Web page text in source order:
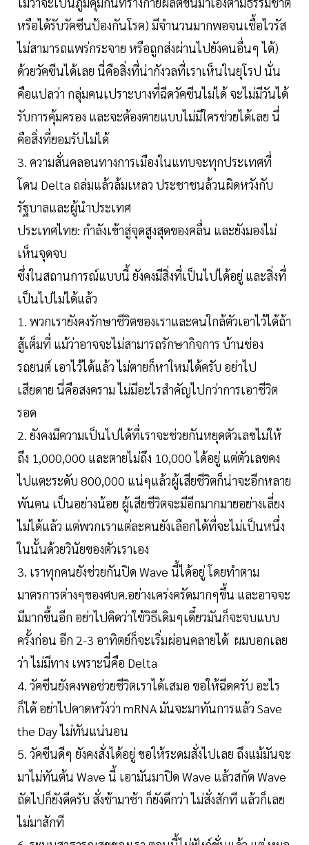
หรือได้รับวัคซีนป้องกันโรค) มีจำนวนมากพอจนเชื้อไวรัส
ไม่สามารถแพร่กระจาย หรือถูกส่งผ่านไปยังคนอื่นๆ ได้)
ด้วยวัคซีนได้เลย นี่คือสิ่งที่น่ากังวลที่เราเห็นในยุโรป นั่น
คือแปลว่า กลุ่มคนเปราะบางที่ฉีดวัคซีนไม่ได้ จะไม่มีวันได้
รับการคุ้มครอง และจะต้องตายแบบไม่มีใครช่วยได้เลย นี่
คือสิ่งที่ยอมรับไม่ได้
3. ความสั่นคลอนทางการเมืองในแทบจะทุกประเทศที่
โดน Delta ถล่มแล้วล้มเหลว ประชาชนล้วนผิดหวังกับ
รัฐบาลและผู้นำประเทศ
ประเทศไทย: กำลังเข้าสู่จุดสูงสุดของคลื่น และยังมองไม่
เห็นจุดจบ
ซึ่งในสถานการณ์แบบนี้ ยังคงมีสิ่งที่เป็นไปได้อยู่ และสิ่งที่
เป็นไปไม่ได้แล้ว
1. พวกเรายังคงรักษาชีวิตของเราและคนใกล้ตัวเอาไว้ได้ถ้า
สู้เต็มที่ แม้ว่าอาจจะไม่สามารถรักษากิจการ บ้านช่อง
รถยนต์ เอาไว้ได้แล้ว ไม่ตายก็หาใหม่ได้ครับ อย่าไป
เสียดาย นี่คือสงคราม ไม่มีอะไรสำคัญไปกว่าการเอาชีวิต
รอด
2. ยังคงมีความเป็นไปได้ที่เราจะช่วยกันหยุดตัวเลขไม่ให้
ถึง 1,000,000 และตายไม่ถึง 10,000 ได้อยู่ แต่ตัวเลขคง
ไปแตะระดับ 800,000 แน่ๆแล้วผู้เสียชีวิตก็น่าจะอีกหลาย
พันคน เป็นอย่างน้อย ผู้เสียชีวิตจะมีอีกมากมายอย่างเลี่ยง
ไม่ได้แล้ว แต่พวกเราแต่ละคนยังเลือกได้ที่จะไม่เป็นหนึ่ง
ในนั้นด้วยวินัยของตัวเราเอง
3. เราทุกคนยังช่วยกันปิด Wave นี้ได้อยู่ โดยทำตาม
มาตรการต่างๆของศบค.อย่างเคร่งครัดมากๆขึ้น และอาจจะ
มีมากขึ้นอีก อย่าไปคิดว่าใช้วิธีเดิมๆเดี๋ยวมันก็จะจบแบบ
ครั้งก่อน อีก 2-3 อาทิตย์ก็จะเริ่มผ่อนคลายได้ ผมบอกเลย
ว่า ไม่มีทาง เพราะนี่คือ Delta
4. วัคซีนยังคงพอช่วยชีวิตเราได้เสมอ ขอให้ฉีดครับ อะไร
ก็ได้ อย่าไปคาดหวังว่า mRNA มันจะมาทันการแล้ว Save
the Day ไม่ทันแน่นอน
5. วัคซีนดีๆ ยังคงสั่งได้อยู่ ขอให้ระดมสั่งไปเลย ถึงแม้มันจะ
มาไม่ทันต้น Wave นี้ เอามันมาปิด Wave แล้วสกัด Wave
ถัดไปก็ยังดีครับ สั่งช้ามาช้า ก็ยังดีกว่า ไม่สั่งสักที แล้วก็เลย
ไม่มาสักที